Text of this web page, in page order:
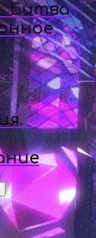
Битва